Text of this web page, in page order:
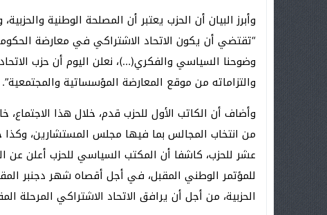
وأبرز البيان أن الحزب يعتبر أن المصلحة الوطنية
“تقتضي أن يكون الاتحاد الاشتراكي في معارضة
وضوحنا السياسي والفكري(…)، نعلن اليوم أن حزب
والتزاماته من موقع المعارضة المؤسساتية والمجتمعية”.
وأضاف أن الكاتب الأول للحزب قدم، خلال هذا الاجتماع،
من انتخاب المجالس بما فيها مجلس المستشارين،
عشر للحزب، كاشفا أن المكتب السياسي للحزب أعلن عن
للمؤتمر الوطني المقبل، في أجل أقصاه شهر دجنبر
الحزبية، من أجل أن يرافق الاتحاد الاشتراكي المرحلة